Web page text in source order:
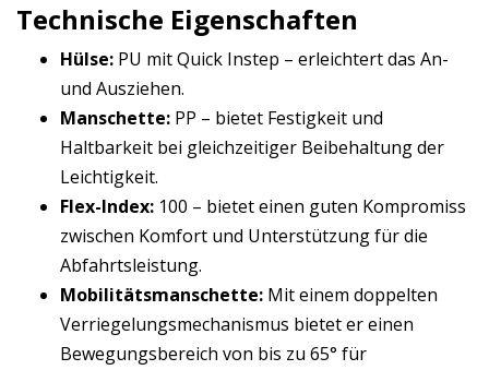
Technische Eigenschaften
Hülse: PU mit Quick Instep – erleichtert das An-
und Ausziehen.
Manschette: PP – bietet Festigkeit und
Haltbarkeit bei gleichzeitiger Beibehaltung der
Leichtigkeit.
Flex-Index: 100 – bietet einen guten Kompromiss
zwischen Komfort und Unterstützung für die
Abfahrtsleistung.
Mobilitätsmanschette: Mit einem doppelten
Verriegelungsmechanismus bietet er einen
Bewegungsbereich von bis zu 65° für